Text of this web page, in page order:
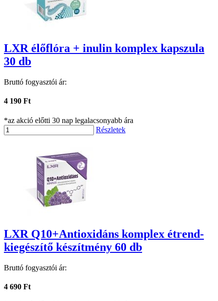
LXR élőflóra + inulin komplex kapszula
30 db
Bruttó fogyasztói ár:
4 190 Ft
*az akció előtti 30 nap legalacsonyabb ára
Részletek
LXR Q10+Antioxidáns komplex étrend-
kiegészítő készítmény 60 db
Bruttó fogyasztói ár:
4 690 Ft